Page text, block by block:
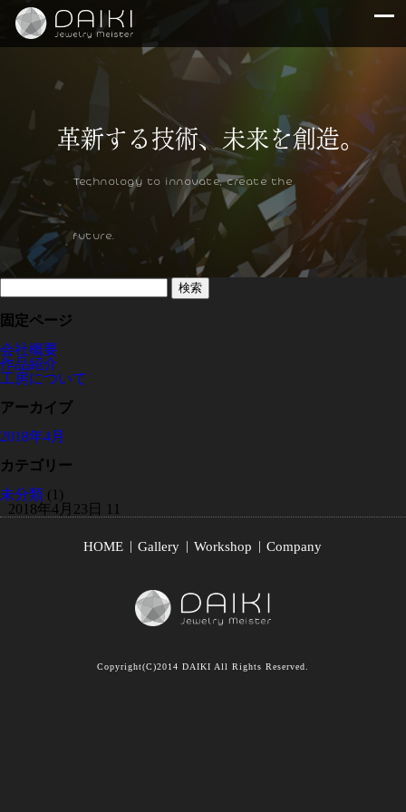
Technology to innovate, create the
future.
検
索:
固定ページ
会社概要
作品紹介
工房について
アーカイブ
2018年4月
カテゴリー
未分類 (1)
2018年4月23日
11
HOME Gallery Workshop Company
Copyright(C)2014 DAIKI All Rights Reserved.